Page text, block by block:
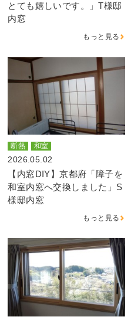
とても嬉しいです。」T様邸
内窓
もっと見る
断熱 和室
2026.05.02
【内窓DIY】京都府「障子を
和室内窓へ交換しました」S
様邸内窓
もっと見る